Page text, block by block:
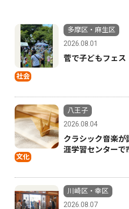
社会
多摩区・麻生区
2026.08.01
菅で子どもフェ
文化
八王子
2026.08.04
クラシック音楽
涯学習センターで
川崎区・幸区
2026.08.07